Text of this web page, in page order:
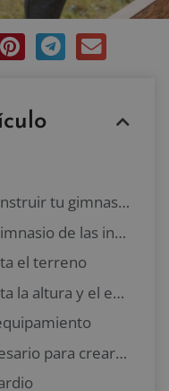
4 consejos para construir tu gimnasio en el jardín
1. Protege tu gimnasio de las inclemencias del tiempo
el terreno
3. Ten en cuenta la altura y el espacio
Equipamiento necesario para crear tu propio gimnasio